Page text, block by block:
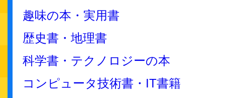
趣味の本・実用書
歴史書・地理書
科学書・テクノロジーの本
コンピュータ技術書・IT書籍